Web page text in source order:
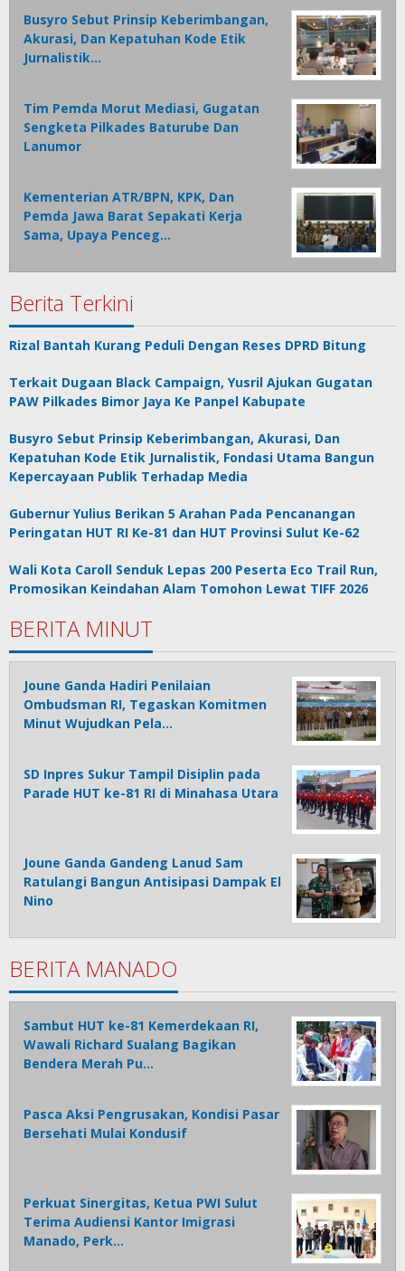
Busyro Sebut Prinsip Keberimbangan,
Akurasi, Dan Kepatuhan Kode Etik
Jurnalistik…
Tim Pemda Morut Mediasi, Gugatan
Sengketa Pilkades Baturube Dan
Lanumor
Kementerian ATR/BPN, KPK, Dan
Pemda Jawa Barat Sepakati Kerja
Sama, Upaya Penceg…
Berita Terkini
Rizal Bantah Kurang Peduli Dengan Reses DPRD Bitung
Terkait Dugaan Black Campaign, Yusril Ajukan Gugatan
PAW Pilkades Bimor Jaya Ke Panpel Kabupate
Busyro Sebut Prinsip Keberimbangan, Akurasi, Dan
Kepatuhan Kode Etik Jurnalistik, Fondasi Utama Bangun
Kepercayaan Publik Terhadap Media
Gubernur Yulius Berikan 5 Arahan Pada Pencanangan
Peringatan HUT RI Ke-81 dan HUT Provinsi Sulut Ke-62
Wali Kota Caroll Senduk Lepas 200 Peserta Eco Trail Run,
Promosikan Keindahan Alam Tomohon Lewat TIFF 2026
BERITA MINUT
Joune Ganda Hadiri Penilaian
Ombudsman RI, Tegaskan Komitmen
Minut Wujudkan Pela…
SD Inpres Sukur Tampil Disiplin pada
Parade HUT ke-81 RI di Minahasa Utara
Joune Ganda Gandeng Lanud Sam
Ratulangi Bangun Antisipasi Dampak El
Nino
BERITA MANADO
Sambut HUT ke-81 Kemerdekaan RI,
Wawali Richard Sualang Bagikan
Bendera Merah Pu…
Pasca Aksi Pengrusakan, Kondisi Pasar
Bersehati Mulai Kondusif
Perkuat Sinergitas, Ketua PWI Sulut
Terima Audiensi Kantor Imigrasi
Manado, Perk…